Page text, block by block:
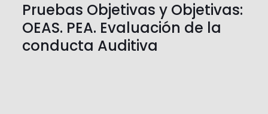
Pruebas Objetivas y Objetivas:
OEAS. PEA. Evaluación de la
conducta Auditiva